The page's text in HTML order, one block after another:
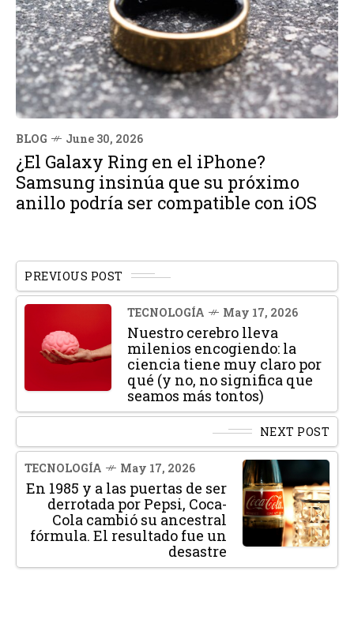
BLOG June 30, 2026
¿El Galaxy Ring en el iPhone?
Samsung insinúa que su próximo
anillo podría ser compatible con iOS
PREVIOUS POST
TECNOLOGÍA May 17, 2026
Nuestro cerebro lleva
milenios encogiendo: la
ciencia tiene muy claro por
qué (y no, no significa que
seamos más tontos)
NEXT POST
TECNOLOGÍA May 17, 2026
En 1985 y a las puertas de ser
derrotada por Pepsi, Coca-
Cola cambió su ancestral
fórmula. El resultado fue un
desastre